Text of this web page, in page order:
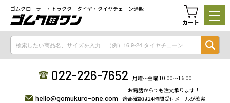
ゴムクローラー・トラクタータイヤ・タイヤチェーン通販
カート
022-226-7652 月曜〜金曜 10:00〜16:00
hello@gomukuro-one.com
お電話からでも注文承ります！
適合確認は24時間受付メールが確実